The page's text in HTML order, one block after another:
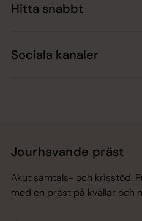
Hitta snabbt
Sociala kanaler
Jourhavande präst
Akut samtals- och krisstöd.
med en präst på kvällar och